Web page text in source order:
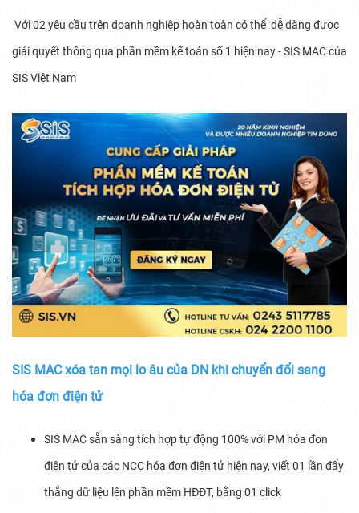
Với 02 yêu cầu trên doanh nghiệp hoàn toàn có thể dễ dàng được
giải quyết thông qua phần mềm kế toán số 1 hiện nay - SIS MAC của
SIS Việt Nam
SIS MAC xóa tan mọi lo âu của DN khi chuyển đổi sang
hóa đơn điện tử
SIS MAC sẵn sàng tích hợp tự động 100% với PM hóa đơn
điện tử của các NCC hóa đơn điện tử hiện nay, viết 01 lần đẩy
thẳng dữ liệu lên phần mềm HĐĐT, bằng 01 click